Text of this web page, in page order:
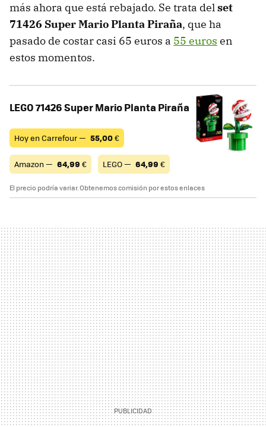
más ahora que está rebajado. Se trata delset
71426 Super Mario Planta Piraña, que ha
pasado de costar casi 65 euros a 55 euros en
estos momentos.
LEGO 71426 Super Mario Planta Piraña
Hoy en Carrefour — 55,00€
Amazon — 64,99 € LEGO — 64,99 €
El precio podría variar. Obtenemos comisión por estos enlaces